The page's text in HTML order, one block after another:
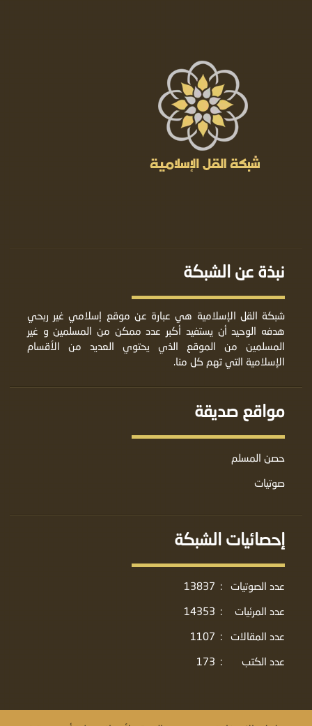
نبذة عن الشبكة
شبكة القل الإسلامية هي عبارة عن موقع إسلامي غير ربحي
هدفه الوحيد أن يستفيد أكبر عدد ممكن من المسلمين و غير
المسلمين من الموقع الذي يحتوي العديد من الأقسام
الإسلامية التي تهم كل منا.
مواقع صديقة
حصن المسلم
صوتيات
إحصائيات الشبكة
عدد الصوتيات :
13837
عدد المرئيات
:
14353
عدد المقالات
:
1107
عدد الكتب
:
173